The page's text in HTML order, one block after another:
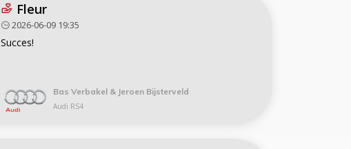
Fleur
2026-06-09 19:35
Succes!
Bas Verbakel & Jeroen Bijsterveld
Audi RS4